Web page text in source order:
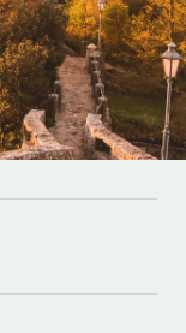
Abläufe
Team
Teams zu
in deine